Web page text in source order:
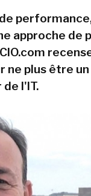
approche de
ne plus être un
l'IT.